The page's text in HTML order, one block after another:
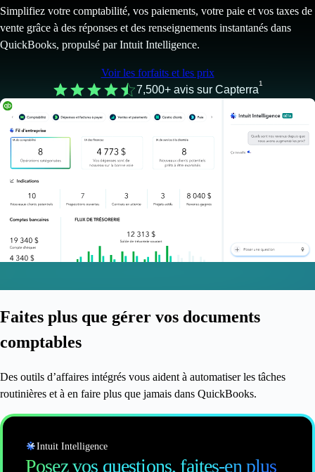
Simplifiez votre comptabilité, vos paiements, votre paie et vos taxes de
vente grâce à des réponses et des renseignements instantanés dans
QuickBooks, propulsé par Intuit Intelligence.
Voir les forfaits et les prix
7,500+ avis sur Capterra
1
Faites plus que gérer vos documents
comptables
Des outils d’affaires intégrés vous aident à automatiser les tâches
routinières et à en faire plus que jamais dans QuickBooks.
Intuit Intelligence
Posez vos questions, faites-en plus